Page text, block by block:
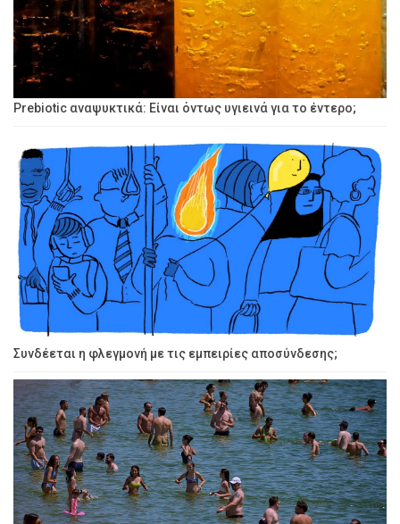
Prebiotic αναψυκτικά: Είναι όντως υγιεινά για το έντερο;
Συνδέεται η φλεγμονή με τις εμπειρίες αποσύνδεσης;